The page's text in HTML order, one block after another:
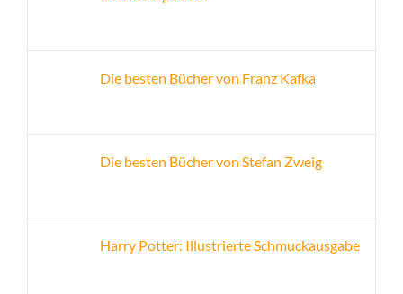
Die besten Bücher von Franz Kafka
Die besten Bücher von Stefan Zweig
Harry Potter: Illustrierte Schmuckausgabe